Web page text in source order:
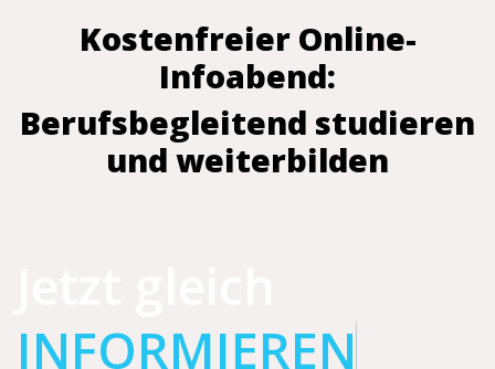
Kostenfreier Online-
Infoabend:
Berufsbegleitend studieren
und weiterbilden
INFORMIEREN